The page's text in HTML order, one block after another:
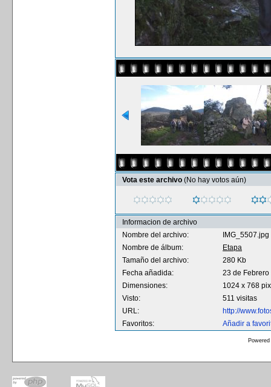
Vota este archivo (No hay votos aún)
Informacion de archivo
Nombre del archivo:
IMG_5507.jpg
Nombre de álbum:
Etapa
Tamaño del archivo:
280 Kb
Fecha añadida:
23 de
Dimensiones:
1024 x 768
Visto:
511 visitas
URL:
http://
Favoritos:
Añadir a